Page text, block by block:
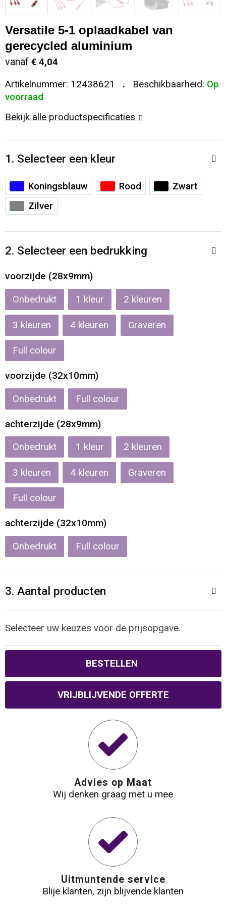
Sleutelhangers en Lanyards
Snoepgoed
Spellen voor binnen en buiten
Sport
Themapakketten
Vrije tijd en Strand
Waterflesjes
Koeltassen en Koelboxen
Koffers en Trolleys
Laptop hoezen en tassen
Matrozentassen
Opbergtassen
Papieren tassen
Promotietassen
Reistassen
Rugzakken
Schoenentassen
Schoudertassen
Sporttassen
Tablettassen
Toilettassen
Trolleys
Waterbestendige tassen
Reistassensets
Golftassen
Goodiebags
Sweaters
T-Shirts
Reflecterende vesten
Regenkleding
Restauranttextiel
Schoenen
Schorten en Sloven
T-Shirts
Veiligheidssignalering en Verlichting
Veiligheidsvesten en Veiligheidshesjes
Vesten
Oog- en gelaatsbescherming
Hoofdbescherming
Gehoorbescherming
Versatile 5-1 oplaadkabel van
gerecycled aluminium
vanaf € 4,04
Artikelnummer: 12438621 Beschikbaarheid: Op
voorraad
Bekijk alle productspecificaties
1. Selecteer een kleur
Koningsblauw Rood
Zwart
Zilver
2. Selecteer een bedrukking
voorzijde (28x9mm)
Onbedrukt 1 2
3 4 Graveren
Full colour
voorzijde (32x10mm)
Onbedrukt Full colour
achterzijde (28x9mm)
Onbedrukt 1 2
3 4 Graveren
Full colour
achterzijde (32x10mm)
Onbedrukt Full colour
3. Aantal producten
Selecteer uw keuzes voor de prijsopgave.
BESTELLEN
VRIJBLIJVENDE OFFERTE
Advies op Maat
Wij denken graag met u mee
Uitmuntende service
Blije klanten, zijn blijvende klanten